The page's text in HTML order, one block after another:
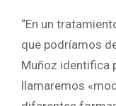
“En un
que podríamos
Muñoz identifica
llamaremos